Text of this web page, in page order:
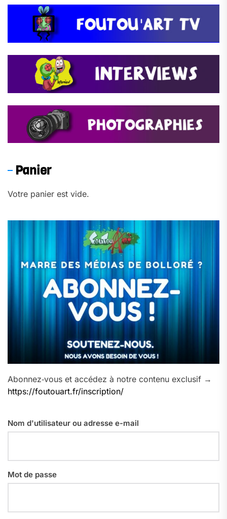
Panier
Votre panier est vide.
Abonnez‑vous et accédez à notre contenu exclusif →
https://foutouart.fr/inscription/
Nom d'utilisateur ou adresse e-mail
Mot de passe